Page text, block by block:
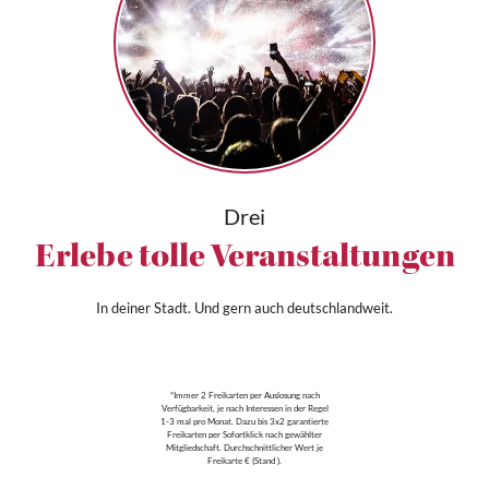
Drei
Erlebe tolle Veranstaltungen
In deiner Stadt. Und gern auch deutschlandweit.
*Immer 2 Freikarten per Auslosung nach
Verfügbarkeit, je nach Interessen in der Regel
1-3 mal pro Monat. Dazu bis 3x2 garantierte
Freikarten per Sofortklick nach gewählter
Mitgliedschaft. Durchschnittlicher Wert je
Freikarte € (Stand ).